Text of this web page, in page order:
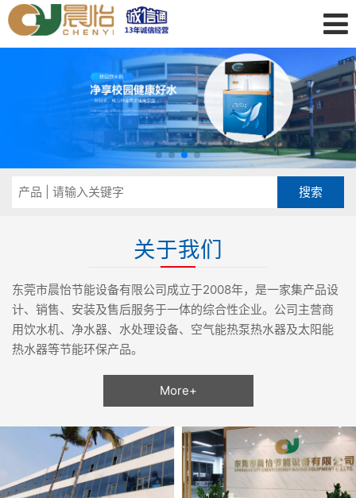
关于我们
东莞市晨怡节能设备有限公司成立于2008年，是一家集产品设
计、销售、安装及售后服务于一体的综合性企业。公司主营商
用饮水机、净水器、水处理设备、空气能热泵热水器及太阳能
热水器等节能环保产品。
More+